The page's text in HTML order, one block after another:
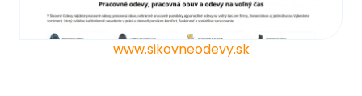
www.sikovneodevy.sk